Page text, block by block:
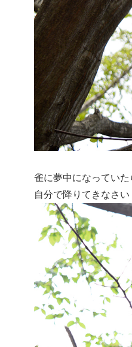
雀に夢中になってい
自分で降りてきなさ